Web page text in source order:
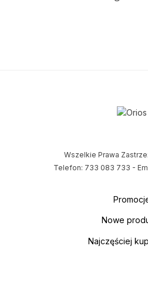
Wszelkie Prawa
Telefon: 733 083 733 -
Nowe
Najczęściej